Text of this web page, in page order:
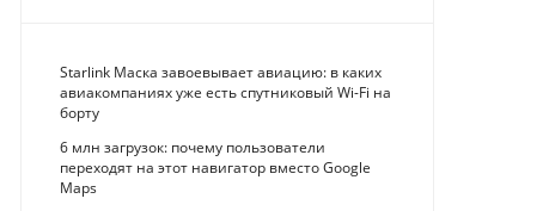
Starlink Маска завоевывает авиацию: в каких
авиакомпаниях уже есть спутниковый Wi-Fi на
борту
6 млн загрузок: почему пользователи
переходят на этот навигатор вместо Google
Maps